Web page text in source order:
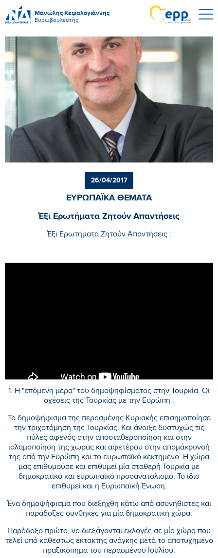
Μανώλης Κεφαλογιάννης
Ευρωβουλευτής
26/04/2017
ΕΥΡΩΠΑΪΚΑ ΘΕΜΑΤΑ
Έξι Ερωτήματα Ζητούν Απαντήσεις
Έξι Ερωτήματα Ζητούν Απαντήσεις :
1. Η "επόμενη μέρα" του δημοψηφίσματος στην Τουρκία. Οι
σχέσεις της Τουρκίας με την Ευρώπη :
Το δημοψήφισμα της περασμένης Κυριακής επισημοποίησε
την τριχοτόμηση της Τουρκίας. Και άνοιξε δυστυχώς τις
πύλες αφενός στην αποσταθεροποίηση και στην
ισλαμοποίηση της χώρας και αφετέρου στην απομάκρυνσή
της από την Ευρώπη και το ευρωπαϊκό κεκτημένο. Η χώρα
μας επιθυμούσε και επιθυμεί μία σταθερή Τουρκία με
δημοκρατικό και ευρωπαϊκό προσανατολισμό. Το ίδιο
επιθυμεί και η Ευρωπαϊκή Ένωση.
Ένα δημοψήφισμα που διεξήχθη κάτω από ασυνήθιστες και
παράδοξες συνθήκες για μία δημοκρατική χώρα.
Παράδοξο πρώτο, να διεξάγονται εκλογές σε μία χώρα που
τελεί υπό καθεστώς έκτακτης ανάγκης μετά το αποτυχημένο
πραξικόπημα του περασμένου Ιουλίου.